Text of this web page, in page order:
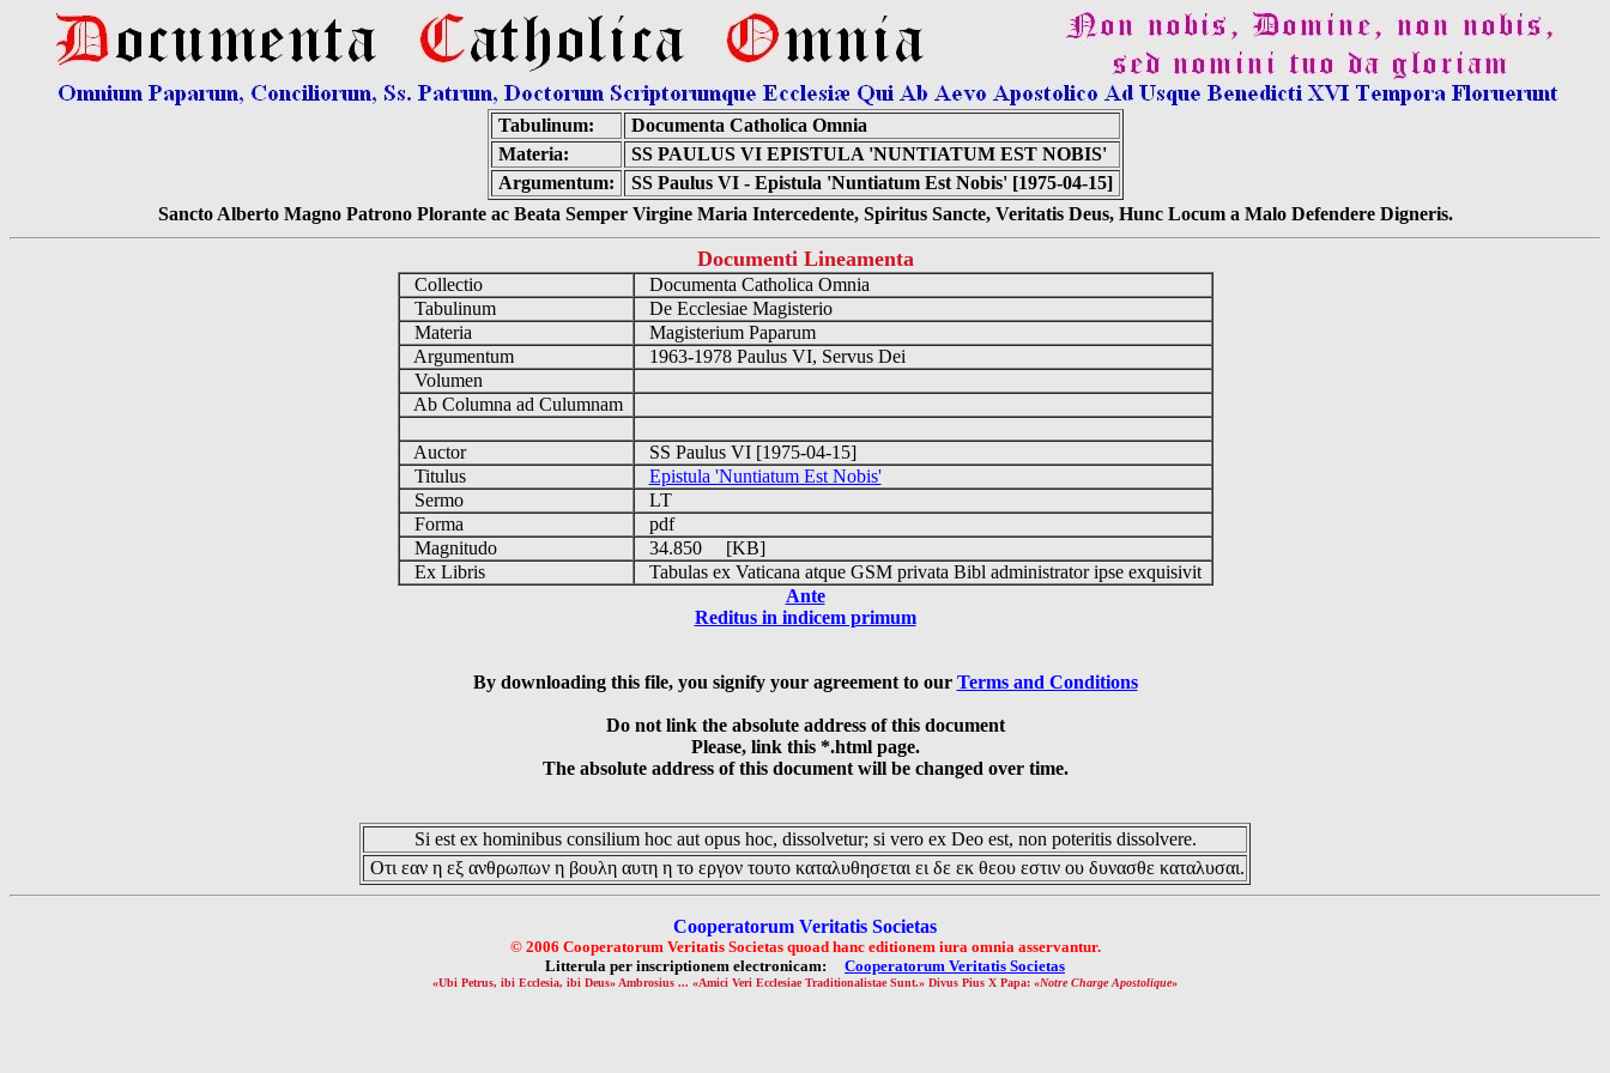
Tabulinum:
Documenta Catholica Omnia
Materia:
SS PAULUS VI EPISTULA 'NUNTIATUM EST NOBIS'
Argumentum:
SS Paulus VI - Epistula 'Nuntiatum Est Nobis' [1975-04-15]
Sancto Alberto Magno Patrono Plorante ac Beata Semper Virgine Maria Intercedente, Spiritus Sancte, Veritatis Deus, Hunc Locum a Malo Defendere Digneris.
Documenti Lineamenta
Collectio
Documenta Catholica Omnia
Tabulinum
De Ecclesiae Magisterio
Materia
Magisterium Paparum
Argumentum
1963-1978 Paulus VI, Servus Dei
Volumen
Ab Columna ad Culumnam
Auctor
SS Paulus VI [1975-04-15]
Titulus
Epistula 'Nuntiatum Est Nobis'
Sermo
LT
Forma
pdf
Magnitudo
34.850 [KB]
Ex Libris
Tabulas ex Vaticana atque GSM privata Bibl administrator ipse exquisivit
Ante
Reditus in indicem primum
By downloading this file, you signify your agreement to our Terms and Conditions
Do not link the absolute address of this document
Please, link this *.html page.
The absolute address of this document will be changed over time.
Si est ex hominibus consilium hoc aut opus hoc, dissolvetur; si vero ex Deo est, non poteritis dissolvere.
Οτι εαν η εξ ανθρωπων η βουλη αυτη η το εργον τουτο καταλυθησεται ει δε εκ θεου εστιν ου δυνασθε καταλυσαι.
Cooperatorum Veritatis Societas
© 2006 Cooperatorum Veritatis Societas quoad hanc editionem iura omnia asservantur.
Litterula per inscriptionem electronicam: Cooperatorum Veritatis Societas
«Ubi Petrus, ibi Ecclesia, ibi Deus» Ambrosius ... «Amici Veri Ecclesiae Traditionalistae Sunt.» Divus Pius X Papa: «Notre Charge Apostolique»